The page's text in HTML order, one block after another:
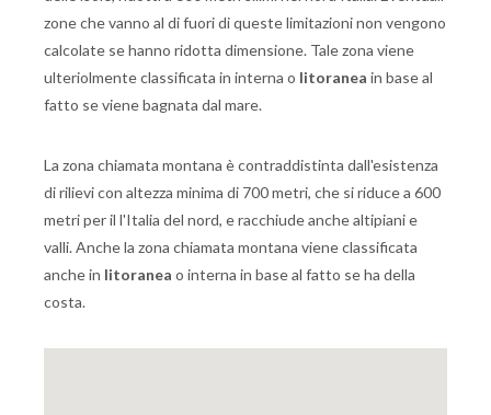
zone che vanno al di fuori di queste limitazioni non vengono
calcolate se hanno ridotta dimensione. Tale zona viene
ulteriolmente classificata in interna o litoranea in base al
fatto se viene bagnata dal mare.
La zona chiamata montana è contraddistinta dall'esistenza
di rilievi con altezza minima di 700 metri, che si riduce a 600
metri per il l'Italia del nord, e racchiude anche altipiani e
valli. Anche la zona chiamata montana viene classificata
anche in litoranea o interna in base al fatto se ha della
costa.